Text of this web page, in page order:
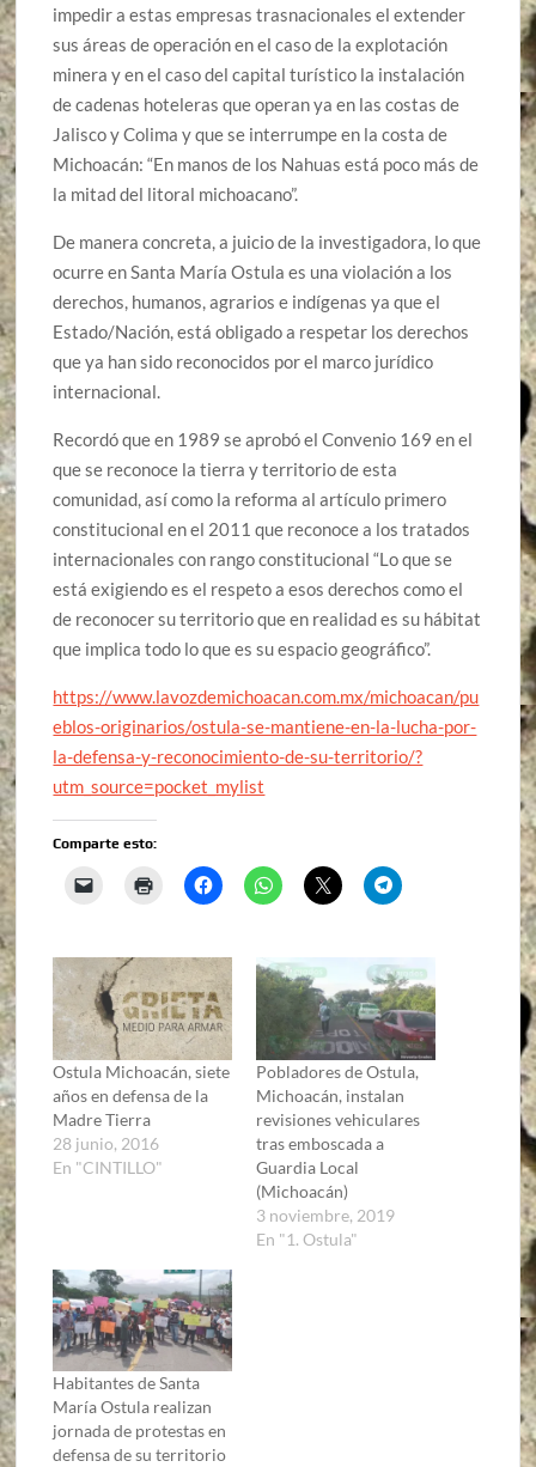
impedir a estas empresas trasnacionales el extender
sus áreas de operación en el caso de la explotación
minera y en el caso del capital turístico la instalación
de cadenas hoteleras que operan ya en las costas de
Jalisco y Colima y que se interrumpe en la costa de
Michoacán: “En manos de los Nahuas está poco más de
la mitad del litoral michoacano”.
De manera concreta, a juicio de la investigadora, lo que
ocurre en Santa María Ostula es una violación a los
derechos, humanos, agrarios e indígenas ya que el
Estado/Nación, está obligado a respetar los derechos
que ya han sido reconocidos por el marco jurídico
internacional.
Recordó que en 1989 se aprobó el Convenio 169 en el
que se reconoce la tierra y territorio de esta
comunidad, así como la reforma al artículo primero
constitucional en el 2011 que reconoce a los tratados
internacionales con rango constitucional “Lo que se
está exigiendo es el respeto a esos derechos como el
de reconocer su territorio que en realidad es su hábitat
que implica todo lo que es su espacio geográfico”.
https://www.lavozdemichoacan.com.mx/michoacan/pu
eblos-originarios/ostula-se-mantiene-en-la-lucha-por-
la-defensa-y-reconocimiento-de-su-territorio/?
utm_source=pocket_mylist
Comparte esto:
Ostula Michoacán, siete
años en defensa de la
Madre Tierra
28 junio, 2016
En "CINTILLO"
Pobladores de Ostula,
Michoacán, instalan
revisiones vehiculares
tras emboscada a
Guardia Local
(Michoacán)
3 noviembre, 2019
En "1. Ostula"
Habitantes de Santa
María Ostula realizan
jornada de protestas en
defensa de su territorio